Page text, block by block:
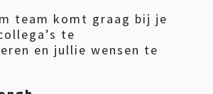
team komt graag bij je
te
en jullie wensen te